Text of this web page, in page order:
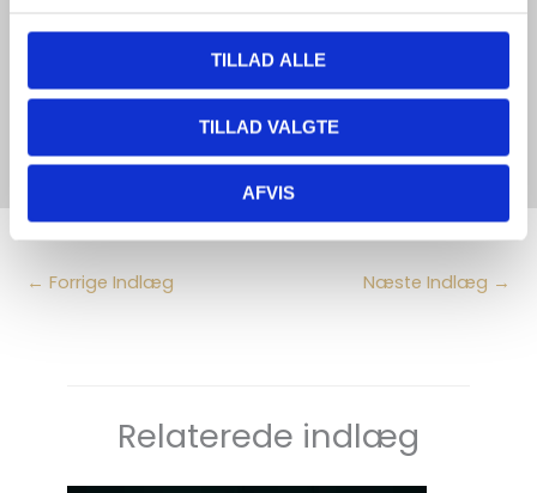
TILLAD ALLE
TILLAD VALGTE
AFVIS
gratis intro samtale i min kalender. Samtalen foregår
på telefon eller som et videomøde og varer ca. 30 min.
BOOK GRATIS INTROSAMTALE HER
← Forrige Indlæg Næste Indlæg →
Relaterede indlæg